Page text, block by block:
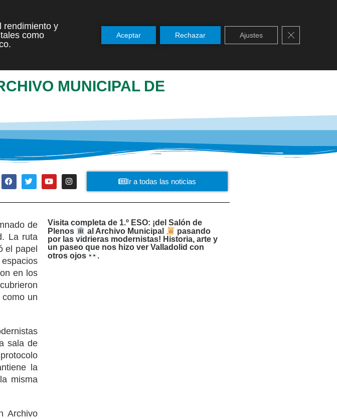
INICIO SERVICIOS NOTICIAS PASTORAL
MUNICIPAL DE
Ir a todas las noticias
de
La ruta
el papel
en los
un
sala de
la
misma
Archivo
Visita completa de 1.º ESO: ¡del Salón de
Plenos
al Archivo Municipal
pasando
por las vidrieras modernistas! Historia, arte y
un paseo que nos hizo ver Valladolid con
otros ojos
.
rendimiento y
como
Aceptar Rechazar Ajustes Cerrar el